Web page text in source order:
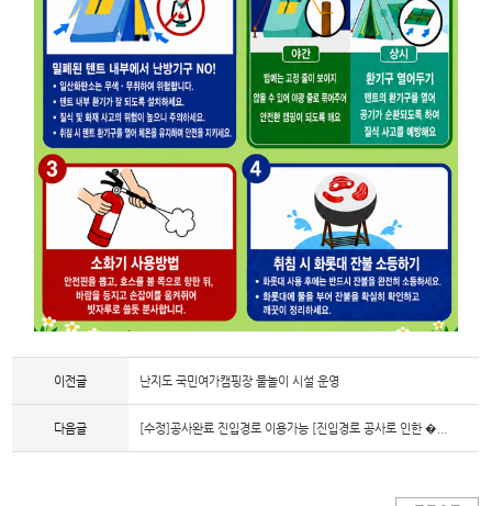
이전글 난지도 국민여가캠핑장 물놀이 시설 운영
다음글 [수정]공사완료 진입경로 이용가능 [진입경로 공사로 인한 �...